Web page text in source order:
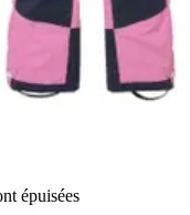
épuisées